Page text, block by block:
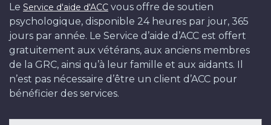
Le Service d'aide d'ACC vous offre de soutien
psychologique, disponible 24 heures par jour, 365
jours par année. Le Service d’aide d’ACC est offert
gratuitement aux vétérans, aux anciens membres
de la GRC, ainsi qu’à leur famille et aux aidants. Il
n’est pas nécessaire d’être un client d’ACC pour
bénéficier des services.